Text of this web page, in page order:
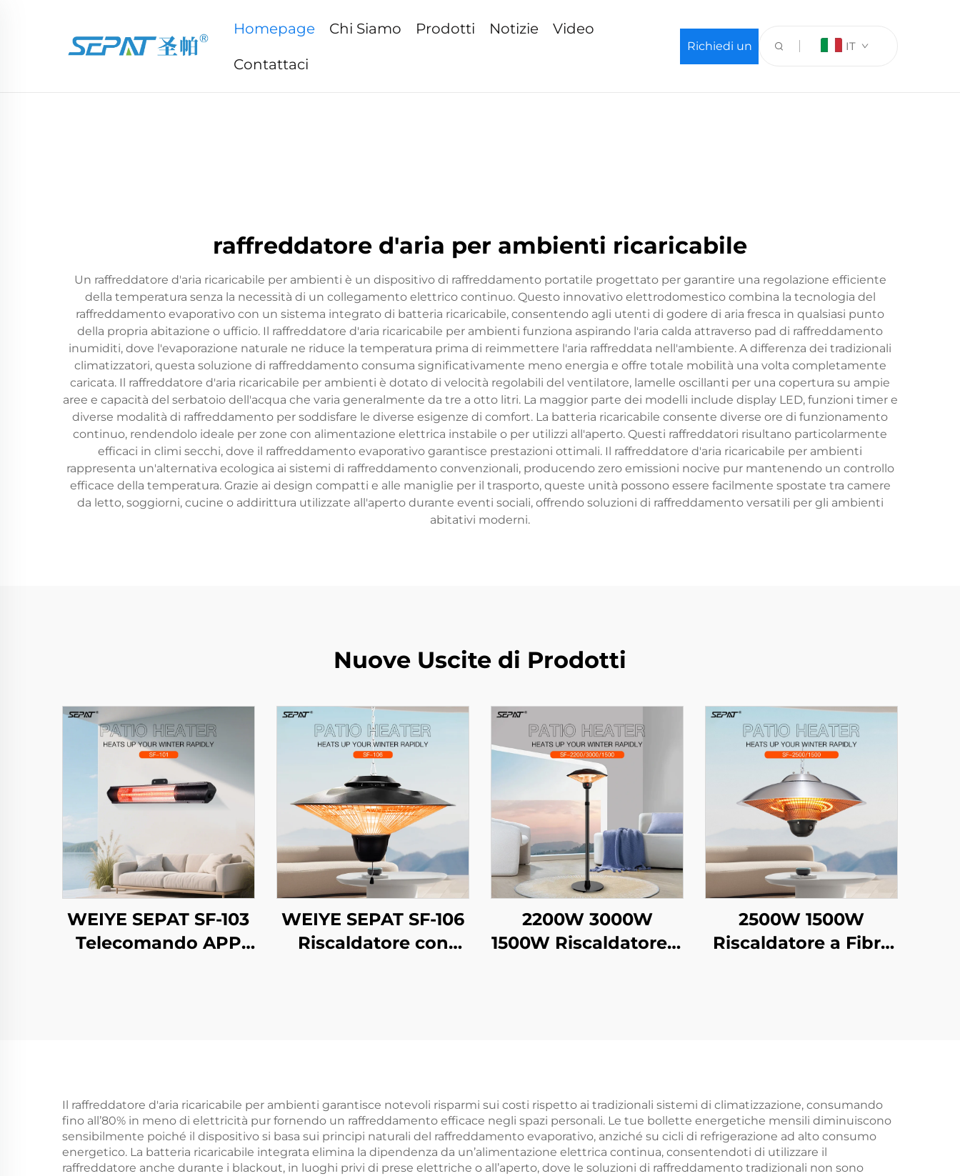
Homepage Chi Siamo Prodotti Notizie Video
Contattaci
Richiedi un IT
raffreddatore d'aria per ambienti ricaricabile
Un raffreddatore d'aria ricaricabile per ambienti è un dispositivo di raffreddamento portatile progettato per garantire una regolazione efficiente
della temperatura senza la necessità di un collegamento elettrico continuo. Questo innovativo elettrodomestico combina la tecnologia del
raffreddamento evaporativo con un sistema integrato di batteria ricaricabile, consentendo agli utenti di godere di aria fresca in qualsiasi punto
della propria abitazione o ufficio. Il raffreddatore d'aria ricaricabile per ambienti funziona aspirando l'aria calda attraverso pad di raffreddamento
inumiditi, dove l'evaporazione naturale ne riduce la temperatura prima di reimmettere l'aria raffreddata nell'ambiente. A differenza dei tradizionali
climatizzatori, questa soluzione di raffreddamento consuma significativamente meno energia e offre totale mobilità una volta completamente
caricata. Il raffreddatore d'aria ricaricabile per ambienti è dotato di velocità regolabili del ventilatore, lamelle oscillanti per una copertura su ampie
aree e capacità del serbatoio dell'acqua che varia generalmente da tre a otto litri. La maggior parte dei modelli include display LED, funzioni timer e
diverse modalità di raffreddamento per soddisfare le diverse esigenze di comfort. La batteria ricaricabile consente diverse ore di funzionamento
continuo, rendendolo ideale per zone con alimentazione elettrica instabile o per utilizzi all'aperto. Questi raffreddatori risultano particolarmente
efficaci in climi secchi, dove il raffreddamento evaporativo garantisce prestazioni ottimali. Il raffreddatore d'aria ricaricabile per ambienti
rappresenta un'alternativa ecologica ai sistemi di raffreddamento convenzionali, producendo zero emissioni nocive pur mantenendo un controllo
efficace della temperatura. Grazie ai design compatti e alle maniglie per il trasporto, queste unità possono essere facilmente spostate tra camere
da letto, soggiorni, cucine o addirittura utilizzate all'aperto durante eventi sociali, offrendo soluzioni di raffreddamento versatili per gli ambienti
abitativi moderni.
Nuove Uscite di Prodotti
WEIYE SEPAT SF-103
Telecomando APP
WEIYE SEPAT SF-106
Riscaldatore con
2200W 3000W
1500W Riscaldatore a
2500W 1500W
Riscaldatore a Fibra
Il raffreddatore d'aria ricaricabile per ambienti garantisce notevoli risparmi sui costi rispetto ai tradizionali sistemi di climatizzazione, consumando
fino all’80% in meno di elettricità pur fornendo un raffreddamento efficace negli spazi personali. Le tue bollette energetiche mensili diminuiscono
sensibilmente poiché il dispositivo si basa sui principi naturali del raffreddamento evaporativo, anziché su cicli di refrigerazione ad alto consumo
energetico. La batteria ricaricabile integrata elimina la dipendenza da un’alimentazione elettrica continua, consentendoti di utilizzare il
raffreddatore anche durante i blackout, in luoghi privi di prese elettriche o all’aperto, dove le soluzioni di raffreddamento tradizionali non sono